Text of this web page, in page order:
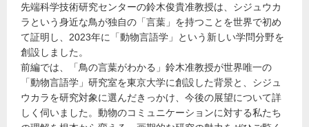
先端科学技術研究センターの鈴木俊貴准教授は、シジュウカ
ラという身近な鳥が独自の「言葉」を持つことを世界で初め
て証明し、2023年に「動物言語学」という新しい学問分野を
創設しました。
前編では、「鳥の言葉がわかる」鈴木准教授が世界唯一の
「動物言語学」研究室を東京大学に創設した背景と、シジュ
ウカラを研究対象に選んだきっかけ、今後の展望について詳
しく伺いました。動物のコミュニケーションに対する私たち